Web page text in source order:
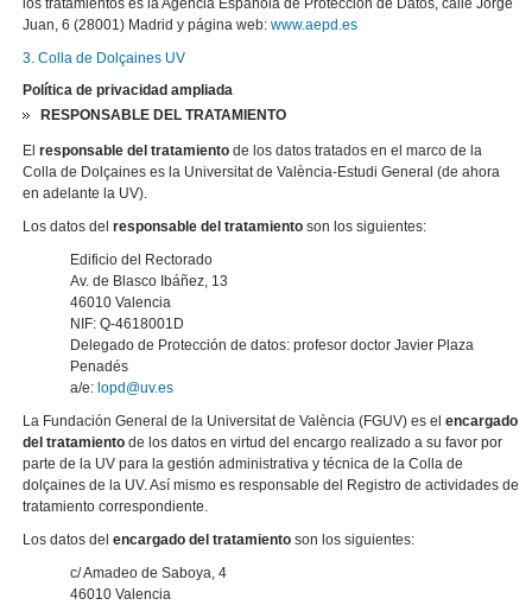
Juan, 6 (28001) Madrid y página web:www.aepd.es
3. Colla de Dolçaines UV
Política de privacidad ampliada
RESPONSABLE DEL TRATAMIENTO
Elresponsable del tratamiento de los datos tratados en el marco de la
Colla de Dolçaines es la Universitat de València-Estudi General (de ahora
en adelante la UV).
Los datos delresponsable del tratamiento son los siguientes:
Edificio del Rectorado
Av. de Blasco Ibáñez, 13
46010 Valencia
NIF: Q-4618001D
Delegado de Protección de datos: profesor doctor Javier Plaza
Penadés
a/e: lopd@uv.es
La Fundación General de la Universitat de València (FGUV) es elencargado
del tratamiento de los datos en virtud del encargo realizado a su favor por
parte de la UV para la gestión administrativa y técnica de la Colla de
dolçaines de la UV. Así mismo es responsable del Registro de actividades de
tratamiento correspondiente.
Los datos delencargado del tratamientoson los siguientes:
c/ Amadeo de Saboya, 4
46010 Valencia